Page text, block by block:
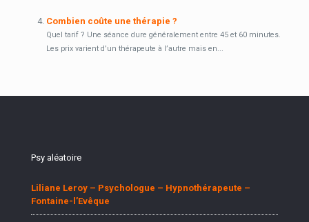
Combien coûte une thérapie ?
Quel tarif ? Une séance dure généralement entre 45 et 60 minutes.
Les prix varient d’un thérapeute à l’autre mais en...
Psy aléatoire
Liliane Leroy – Psychologue – Hypnothérapeute –
Fontaine-l’Evêque